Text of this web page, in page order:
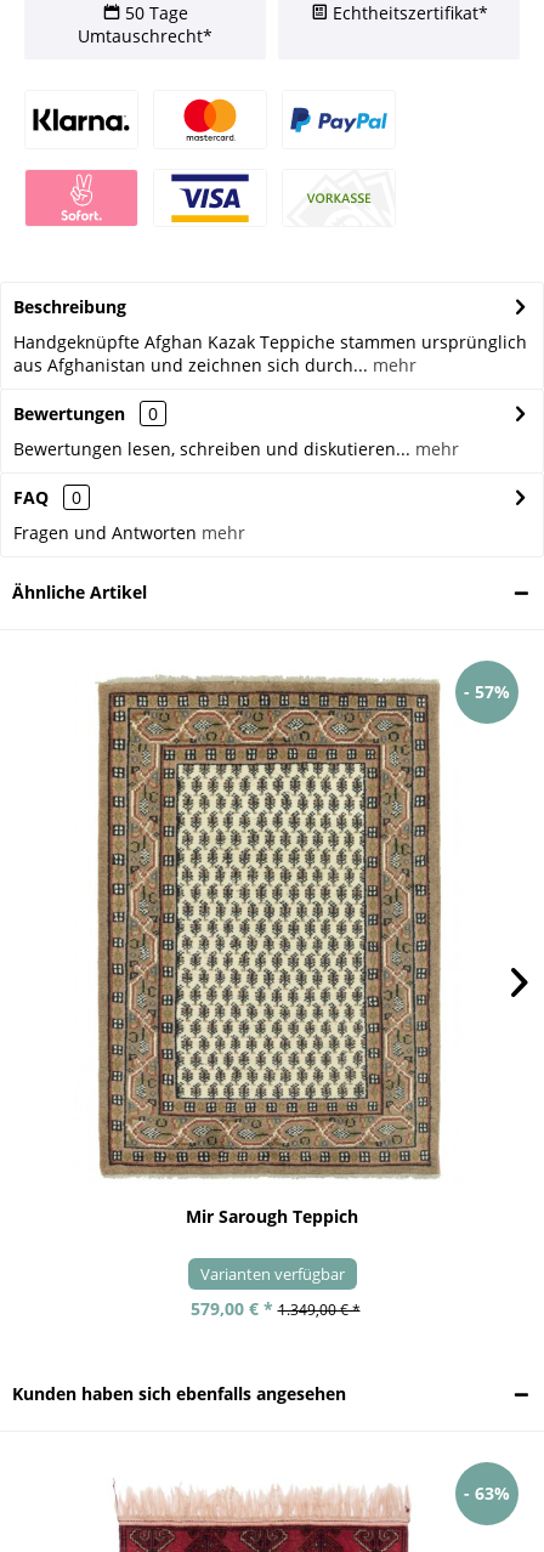
50 Tage
Umtauschrecht*
Echtheitszertifikat*
Beschreibung
Handgeknüpfte Afghan Kazak Teppiche stammen ursprünglich
aus Afghanistan und zeichnen sich durch... mehr
Bewertungen
0
Bewertungen lesen, schreiben und diskutieren... mehr
FAQ
0
Fragen und Antworten mehr
Ähnliche Artikel
- 57%
Mir Sarough Teppich
Varianten verfügbar
579,00 € * 1.349,00 € *
Kunden haben sich ebenfalls angesehen
- 63%